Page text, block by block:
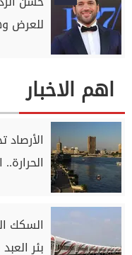
للعرض
اهم الاخبار
السكك
بئر العبد بـ4 رحلات